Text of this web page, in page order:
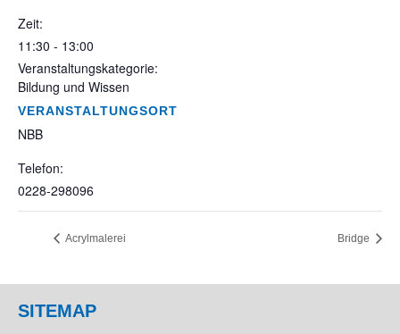
Zeit:
11:30 - 13:00
Veranstaltungskategorie:
Bildung und Wissen
VERANSTALTUNGSORT
NBB
Telefon:
0228-298096
Acrylmalerei Bridge
SITEMAP